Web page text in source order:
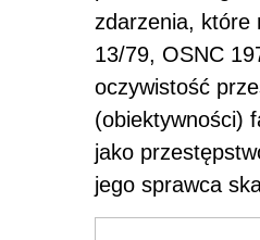
zdarzenia, które
13/79, OSNC
oczywistość
(obiektywności)
jako
jego sprawca